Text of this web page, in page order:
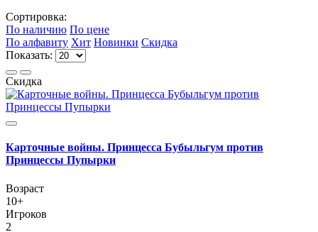
Сортировка:
По наличию По цене
По алфавиту Хит Новинки Скидка
Показать:
Скидка
Карточные войны. Принцесса Бубыльгум против
Принцессы Пупырки
Возраст
10+
Игроков
2